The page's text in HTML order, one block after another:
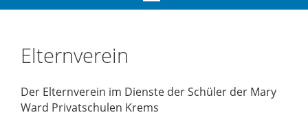
Elternverein
Der Elternverein im Dienste der Schüler der Mary
Ward Privatschulen Krems